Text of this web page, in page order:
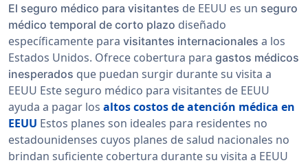
El seguro médico para visitantes de EEUU es un seguro
médico temporal de corto plazo diseñado
específicamente para visitantes internacionales a los
Estados Unidos. Ofrece cobertura para gastos médicos
inesperados que puedan surgir durante su visita a
EEUU Este seguro médico para visitantes de EEUU
ayuda a pagar los altos costos de atención médica en
EEUU Estos planes son ideales para residentes no
estadounidenses cuyos planes de salud nacionales no
brindan suficiente cobertura durante su visita a EEUU